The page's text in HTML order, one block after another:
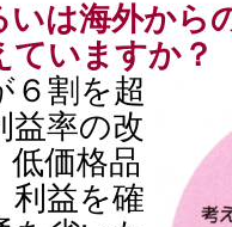
は海外から
ていますか？
割を超
益率の改
低価格品
利益を確